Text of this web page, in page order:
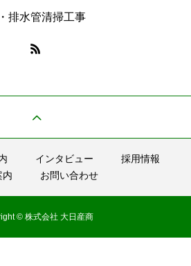
排水管清掃工事
インタビュー
採用情報
内
お問い合わせ
© 株式会社 大日産商